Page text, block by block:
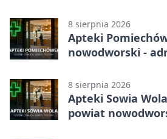
8 sierpnia 2026
Apteki
nowodworski -
8 sierpnia 2026
Apteki Sowia
powiat